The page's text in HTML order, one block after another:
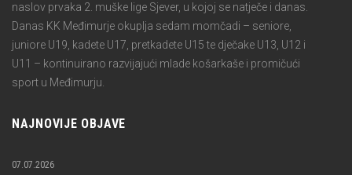
naslov prvaka 2. muške lige Sjever, u kojoj se natječe i danas.
Danas KK Međimurje okuplja sedam momčadi – seniore,
juniore U19, kadete U17, pretkadete U15 te dječake U13, U12 i
U11 – kontinuirano razvijajući mlade košarkaše i promičući
sport u Međimurju.
NAJNOVIJE OBJAVE
07.07.2026